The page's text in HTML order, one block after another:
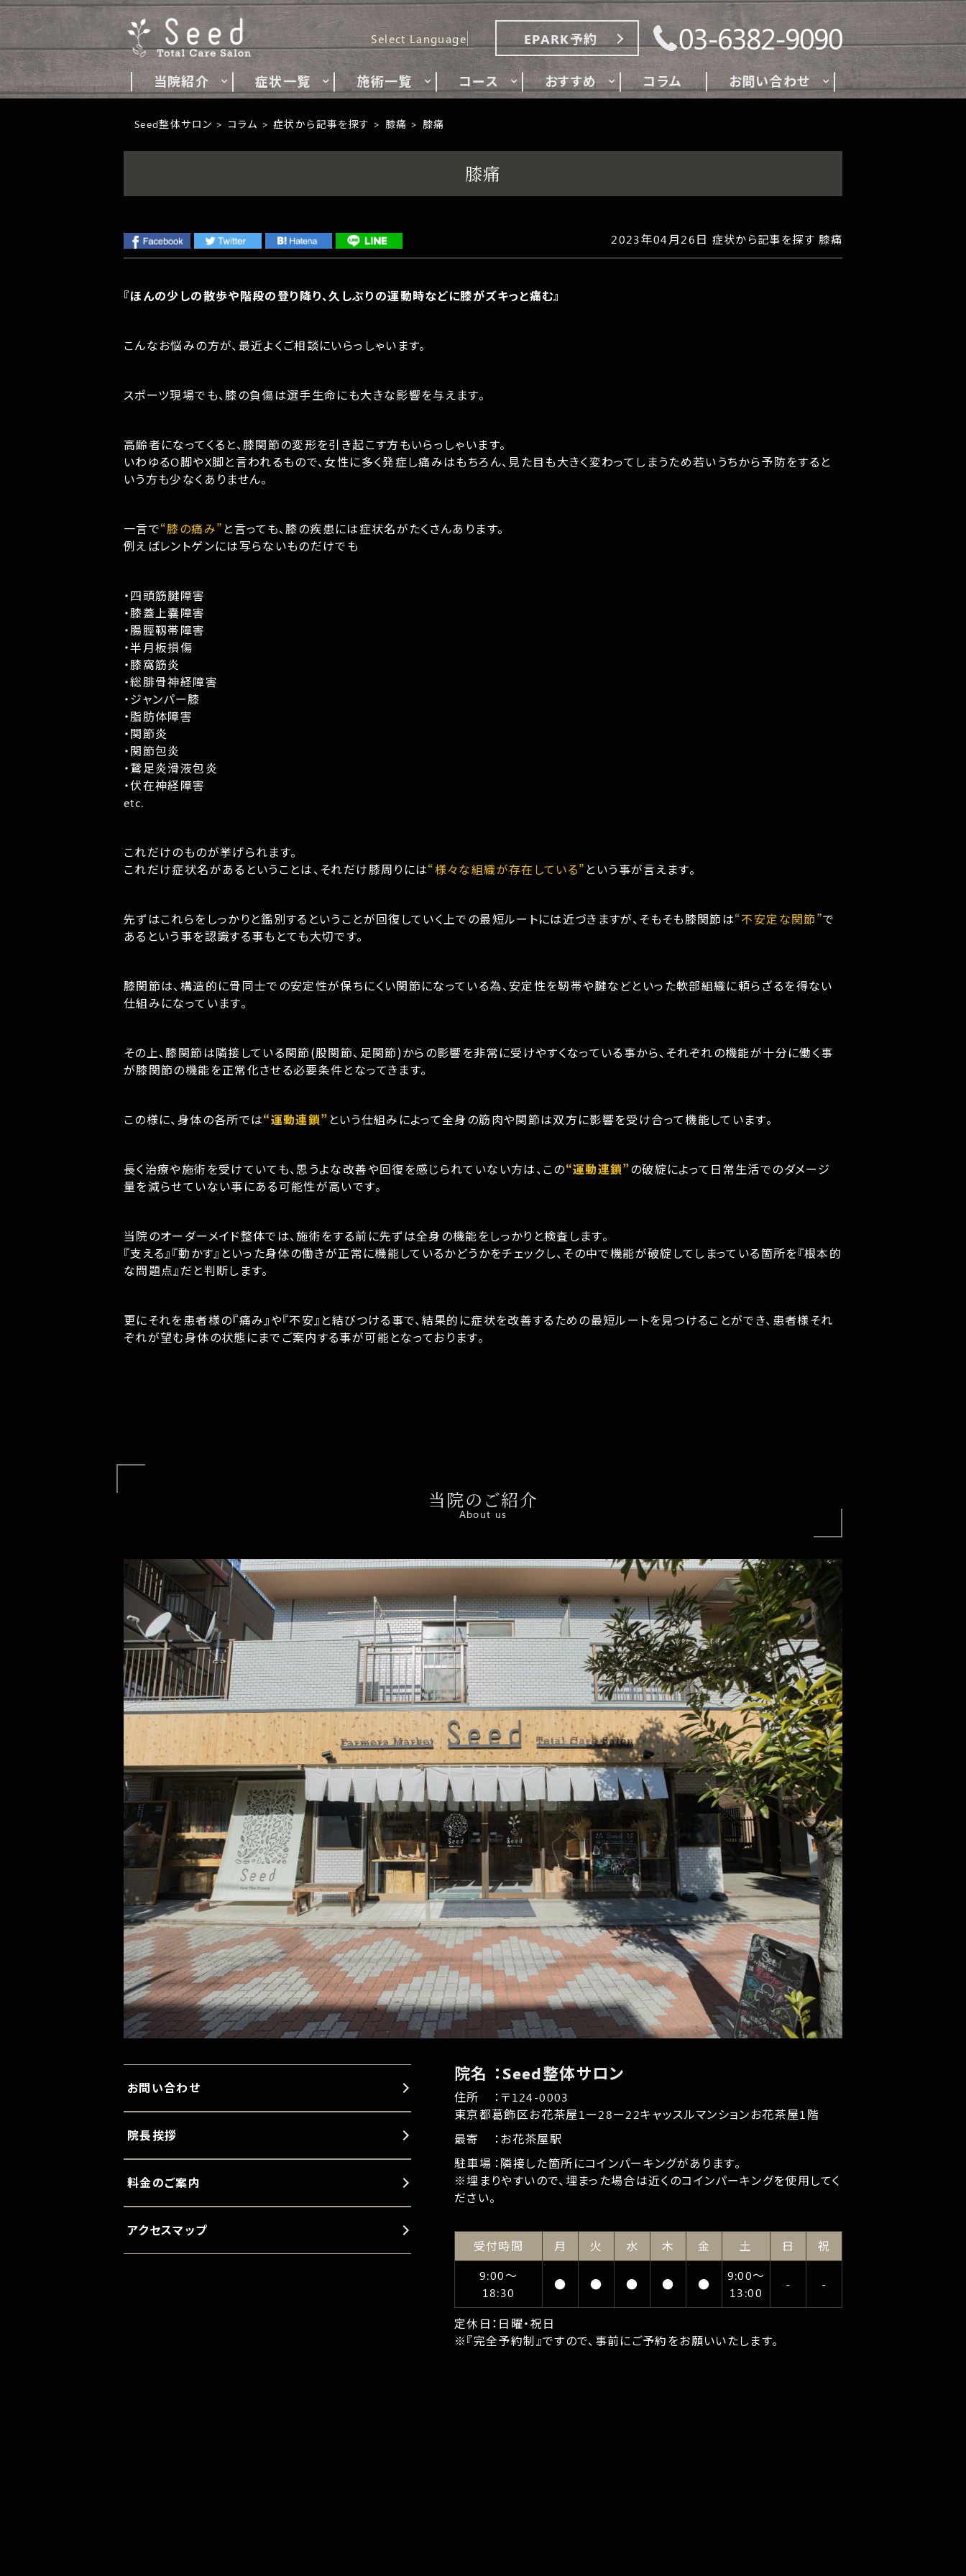
Select Language EPARK予約 03-6382-9090
当院紹介 症状一覧 施術一覧 コース おすすめ コラム お問い合わせ
Seed整体サロン コラム 症状から記事を探す 膝痛 膝痛
膝痛
2023年04月26日 症状から記事を探す 膝痛
『ほんの少しの散歩や階段の登り降り、久しぶりの運動時などに膝がズキっと痛む』
こんなお悩みの方が、最近よくご相談にいらっしゃいます。
スポーツ現場でも、膝の負傷は選手生命にも大きな影響を与えます。
高齢者になってくると、膝関節の変形を引き起こす方もいらっしゃいます。
いわゆるO脚やX脚と言われるもので、女性に多く発症し痛みはもちろん、見た目も大きく変わってしまうため若いうちから予防をすると
いう方も少なくありません。
一言で“膝の痛み” と言っても、膝の疾患には症状名がたくさんあります。
例えばレントゲンには写らないものだけでも
・四頭筋腱障害
・膝蓋上嚢障害
・腸脛靱帯障害
・半月板損傷
・膝窩筋炎
・総腓骨神経障害
・ジャンパー膝
・脂肪体障害
・関節炎
・関節包炎
・鵞足炎滑液包炎
・伏在神経障害
etc.
これだけのものが挙げられます。
これだけ症状名があるということは、それだけ膝周りには“様々な組織が存在している” という事が言えます。
先ずはこれらをしっかりと鑑別するということが回復していく上での最短ルートには近づきますが、そもそも膝関節は“不安定な関節”で
あるという事を認識する事もとても大切です。
膝関節は、構造的に骨同士での安定性が保ちにくい関節になっている為、安定性を靭帯や腱などといった軟部組織に頼らざるを得ない
仕組みになっています。
その上、膝関節は隣接している関節(股関節、足関節)からの影響を非常に受けやすくなっている事から、それぞれの機能が十分に働く事
が膝関節の機能を正常化させる必要条件となってきます。
この様に、身体の各所では“運動連鎖” という仕組みによって全身の筋肉や関節は双方に影響を受け合って機能しています。
長く治療や施術を受けていても、思うよな改善や回復を感じられていない方は、この“運動連鎖”の破綻によって日常生活でのダメージ
量を減らせていない事にある可能性が高いです。
当院のオーダーメイド整体では、施術をする前に先ずは全身の機能をしっかりと検査します。
『支える』『動かす』といった身体の働きが正常に機能しているかどうかをチェックし、その中で機能が破綻してしまっている箇所を『根本的
な問題点』だと判断します。
更にそれを患者様の『痛み』や『不安』と結びつける事で、結果的に症状を改善するための最短ルートを見つけることができ、患者様それ
ぞれが望む身体の状態にまでご案内する事が可能となっております。
当院のご紹介
About us
お問い合わせ
院長挨拶
料金のご案内
アクセスマップ
院名 ：Seed整体サロン
住所 ：〒124-0003
東京都葛飾区お花茶屋1ー28ー22キャッスルマンションお花茶屋1階
最寄
：お花茶屋駅
駐車場 ：隣接した箇所にコインパーキングがあります。
※埋まりやすいので、埋まった場合は近くのコインパーキングを使用してく
ださい。
受付時間 月 火 水 木 金 土 日
祝
9:00〜
18:30
● ● ● ● ●
9:00〜
13:00
- -
定休日：日曜・祝日
※『完全予約制』ですので、事前にご予約をお願いいたします。